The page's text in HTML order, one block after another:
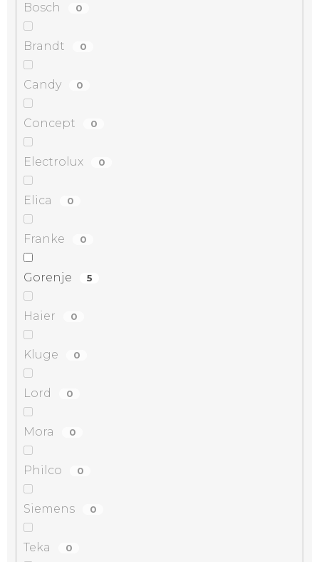
Bosch 0
Brandt 0
Candy 0
Concept 0
Electrolux 0
Elica 0
Franke 0
Gorenje 5
Haier 0
Kluge 0
Lord 0
Mora 0
Philco 0
Siemens 0
Teka 0